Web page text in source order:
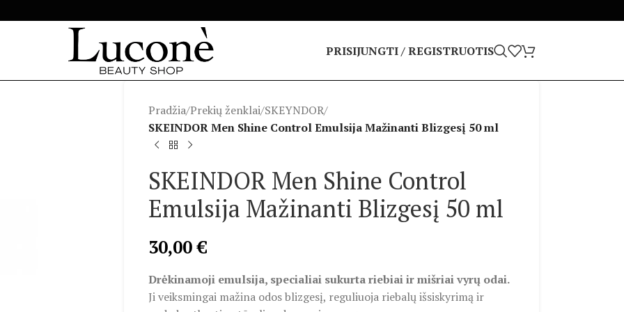
PRISIJUNGTI / REGISTRUOTIS
Pradžia/Prekių ženklai/SKEYNDOR/
SKEINDOR Men Shine Control Emulsija Mažinanti Blizgesį 50 ml
SKEINDOR Men Shine Control
Emulsija Mažinanti Blizgesį 50 ml
30,00€
Drėkinamoji emulsija, specialiai sukurta riebiai ir mišriai vyrų odai.
Ji veiksmingai mažina odos blizgesį, reguliuoja riebalų išsiskyrimą ir